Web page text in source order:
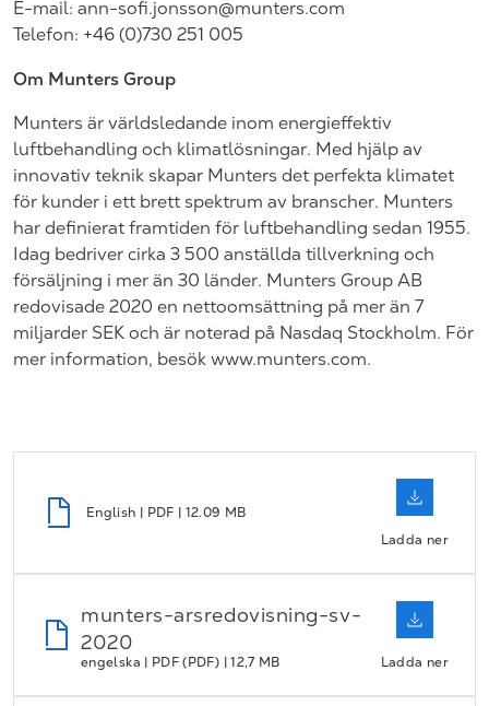
E-mail: ann-sofi.jonsson@munters.com
Telefon: +46 (0)730 251 005
Om Munters Group
Munters är världsledande inom energieffektiv
luftbehandling och klimatlösningar. Med hjälp av
innovativ teknik skapar Munters det perfekta klimatet
för kunder i ett brett spektrum av branscher. Munters
har definierat framtiden för luftbehandling sedan 1955.
Idag bedriver cirka 3 500 anställda tillverkning och
försäljning i mer än 30 länder. Munters Group AB
redovisade 2020 en nettoomsättning på mer än 7
miljarder SEK och är noterad på Nasdaq Stockholm. För
mer information, besök www.munters.com.
English | PDF | 12.09 MB
Ladda ner
munters-arsredovisning-sv-
2020
engelska | PDF (PDF) | 12,7 MB Ladda ner